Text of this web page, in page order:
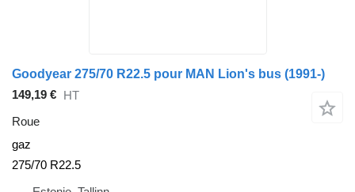
Goodyear 275/70 R22.5 pour MAN Lion's bus (1991-)
149,19 € HT
Roue
gaz
275/70 R22.5